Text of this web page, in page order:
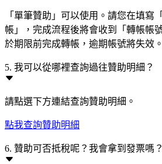
「單筆贊助」可以使用。請您在填寫
帳」，完成流程後將會收到「轉帳帳
於期限前完成轉帳，逾期帳號將失效。
5. 我可以從哪裡查詢過往贊助明細？
請點選下方連結查詢贊助明細。
點我查詢贊助明細
6. 贊助可否抵稅呢？我會拿到發票嗎？